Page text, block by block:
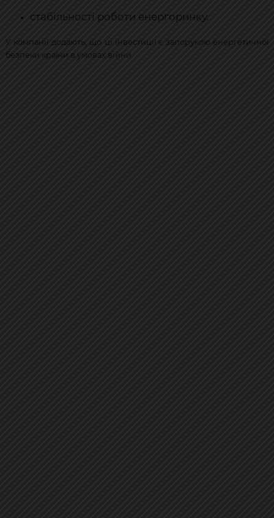
стабільності роботи енергоринку.
У компанії додають, що ці інвестиції є запорукою енергетичної
безпеки країни в умовах війни.